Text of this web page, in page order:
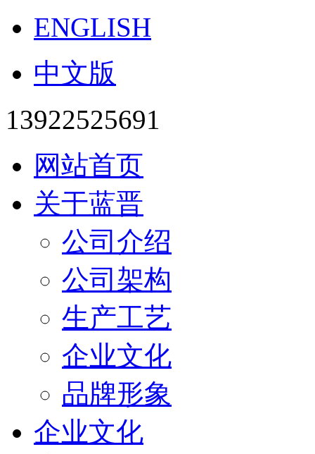
ENGLISH
中文版
13922525691
网站首页
关于蓝晋
公司介绍
公司架构
生产工艺
企业文化
品牌形象
企业文化